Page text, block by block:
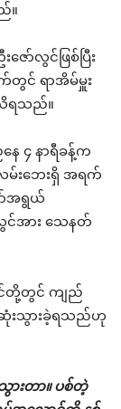
။
ာ်လွင်ဖြစ်ပြီး
တွင် ရာအိမ်မှူး
သိရသည်။
ေ ၄ နာရီခန့်က
းဘေးရှိ အရက်
ာ်အရွယ်
င်အား သေနတ်
င်တို့တွင် ကျည်
ဆုံးသွားခဲ့ရသည်ဟု
ားတာ။ ပစ်တဲ့